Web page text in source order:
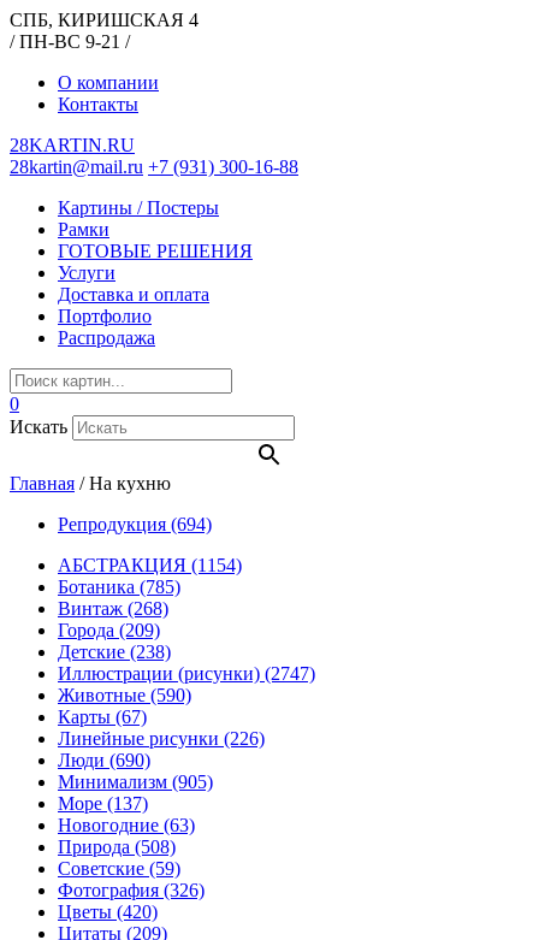
СПБ, КИРИШСКАЯ 4
/ ПН-ВС 9-21 /
О компании
Контакты
28KARTIN.RU
28kartin@mail.ru +7 (931) 300-16-88
Картины / Постеры
Рамки
ГОТОВЫЕ РЕШЕНИЯ
Услуги
Доставка и оплата
Портфолио
Распродажа
0
Искать
Главная /На кухню
Репродукция (694)
АБСТРАКЦИЯ (1154)
Ботаника (785)
Винтаж (268)
Города (209)
Детские (238)
Иллюстрации (рисунки) (2747)
Животные (590)
Карты (67)
Линейные рисунки (226)
Люди (690)
Минимализм (905)
Море (137)
Новогодние (63)
Природа (508)
Советские (59)
Фотография (326)
Цветы (420)
Цитаты (209)